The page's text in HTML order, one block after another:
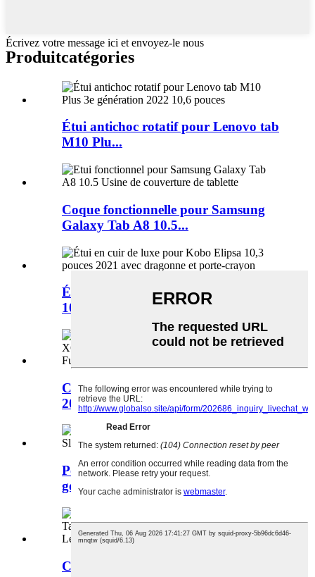
Écrivez votre message ici et envoyez-le nous
Produitcatégories
Étui antichoc rotatif pour Lenovo tab
M10 Plu...
Coque fonctionnelle pour Samsung
Galaxy Tab A8 10.5...
Étui en cuir de luxe pour Kobo Elipsa
10,3 pouces 2...
Coque fine pour Lenovo tab K10
2021 TB-X6C6 10.3...
Pour iPad Pro 12.9 2022 6e
génération étui Slee...
Coque slim pour ipad pour Samsung